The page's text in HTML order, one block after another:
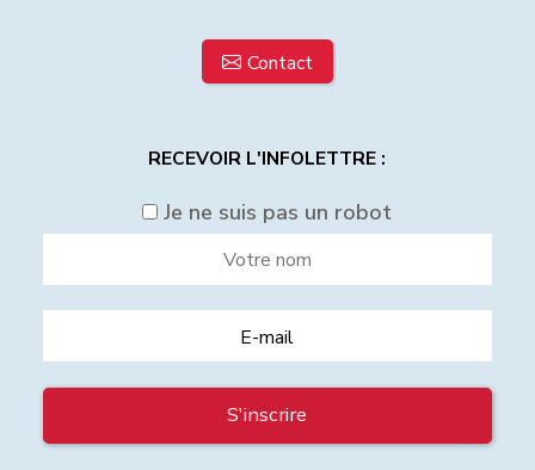
Contact
RECEVOIR L'INFOLETTRE :
Je ne suis pas un robot